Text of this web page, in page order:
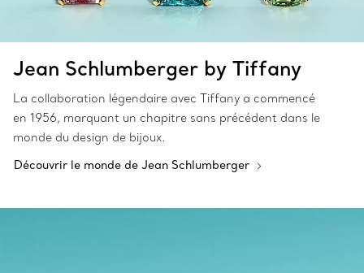
Jean Schlumberger by Tiffany
La collaboration légendaire avec Tiffany a commencé
en 1956, marquant un chapitre sans précédent dans le
monde du design de bijoux.
Découvrir le monde de Jean Schlumberger